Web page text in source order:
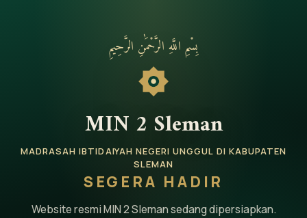
بِسْمِ اللَّهِ الرَّحْمَٰنِ الرَّحِيمِ
MIN 2 Sleman
MADRASAH IBTIDAIYAH NEGERI UNGGUL DI KABUPATEN
SLEMAN
SEGERA HADIR
Website resmi MIN 2 Sleman sedang dipersiapkan.